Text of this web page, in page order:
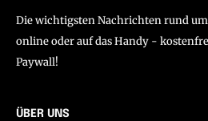
Die wichtigsten Nachrichten rund
online oder auf das Handy -
Paywall!
ÜBER UNS